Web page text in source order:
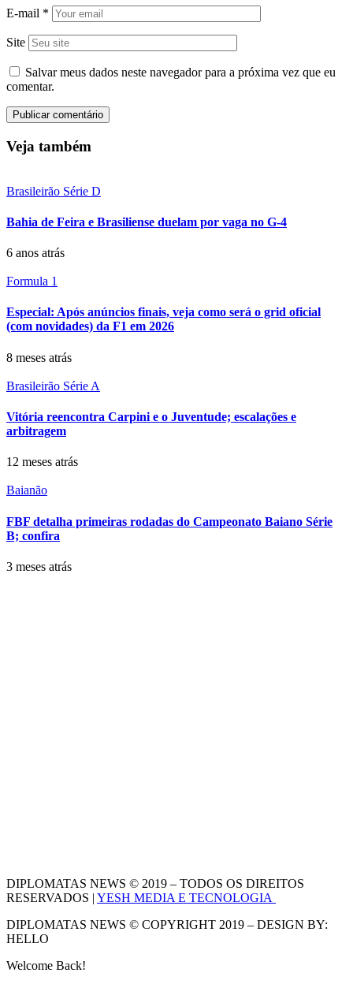
E-mail *
Site
Salvar meus dados neste navegador para a próxima vez que eu
comentar.
Veja também
Brasileirão Série D
Bahia de Feira e Brasiliense duelam por vaga no G-4
6 anos atrás
Formula 1
Especial: Após anúncios finais, veja como será o grid oficial
(com novidades) da F1 em 2026
8 meses atrás
Brasileirão Série A
Vitória reencontra Carpini e o Juventude; escalações e
arbitragem
12 meses atrás
Baianão
FBF detalha primeiras rodadas do Campeonato Baiano Série
B; confira
3 meses atrás
DIPLOMATAS NEWS © 2019 – TODOS OS DIREITOS
RESERVADOS | YESH MEDIA E TECNOLOGIA
DIPLOMATAS NEWS © COPYRIGHT 2019 – DESIGN BY:
HELLO
Welcome Back!